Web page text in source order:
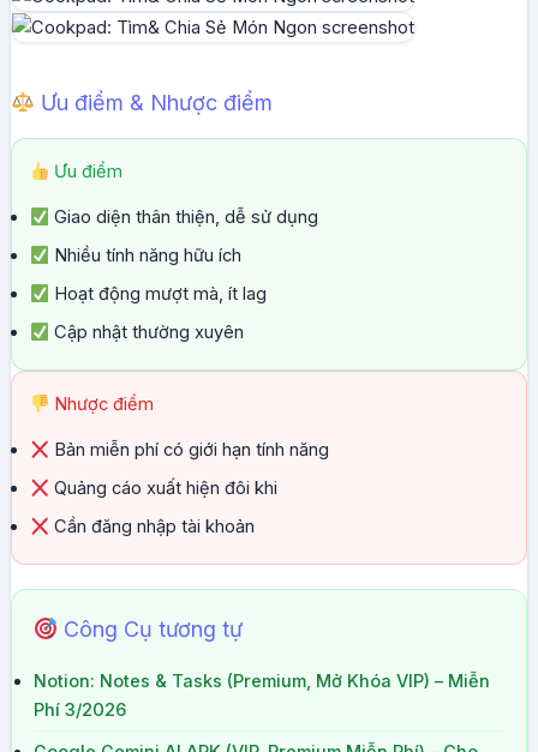
Ưu điểm & Nhược điểm
Ưu điểm
Giao diện thân thiện, dễ sử dụng
Nhiều tính năng hữu ích
Hoạt động mượt mà, ít lag
Cập nhật thường xuyên
Nhược điểm
Bản miễn phí có giới hạn tính năng
Quảng cáo xuất hiện đôi khi
Cần đăng nhập tài khoản
Công Cụ tương tự
Notion: Notes & Tasks (Premium, Mở Khóa VIP) – Miễn
Phí 3/2026